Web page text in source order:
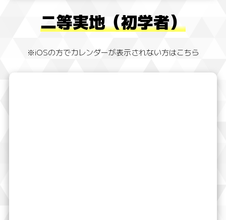
二等実地（初学者）
※iOSの方でカレンダーが表示されない方はこちら